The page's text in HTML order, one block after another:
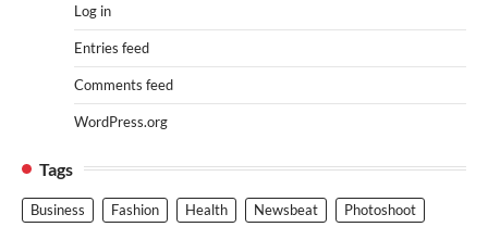
Log in
Entries feed
Comments feed
WordPress.org
Tags
Business Fashion Health Newsbeat
Photoshoot